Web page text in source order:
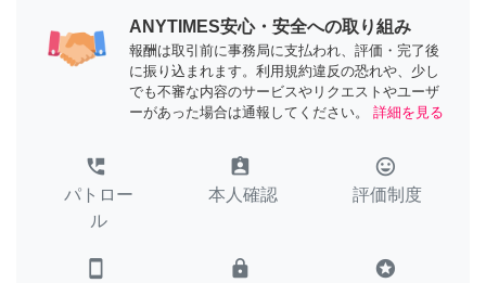
ANYTIMES安心・安全への取り組み
報酬は取引前に事務局に支払われ、評価・完了後
に振り込まれます。利用規約違反の恐れや、少し
でも不審な内容のサービスやリクエストやユーザ
ーがあった場合は通報してください。
詳細を見る
perm_phone_msg
パトロー
ル
assignment_ind
本人確認
tag_faces
評価制度
smartphone lock stars